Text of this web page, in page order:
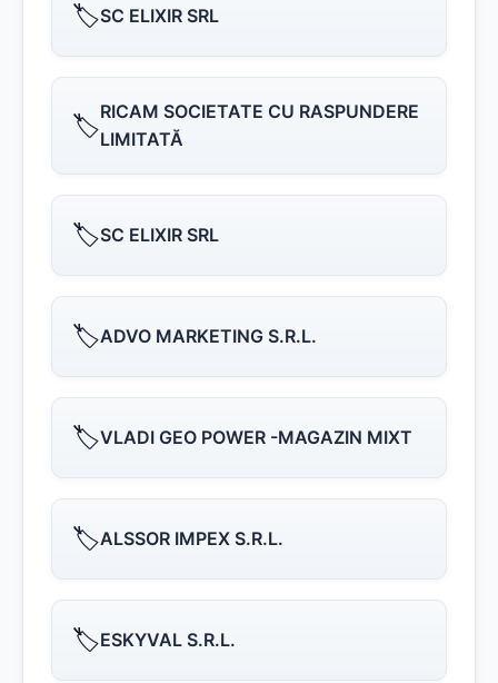
🏷️SC ELIXIR SRL
🏷️RICAM SOCIETATE CU RASPUNDERE
LIMITATĂ
🏷️SC ELIXIR SRL
🏷️ADVO MARKETING S.R.L.
🏷️VLADI GEO POWER -MAGAZIN MIXT
🏷️ALSSOR IMPEX S.R.L.
🏷️ESKYVAL S.R.L.